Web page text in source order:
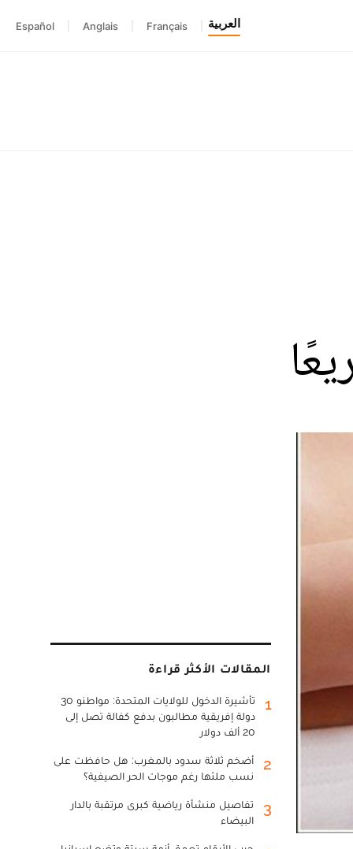
العربية Français
Anglais
Español
المقالات الأكثر قراءة
1
تأشيرة الدخول للولايات المتحدة: مواطنو 30
دولة إفريقية مطالبون بدفع كفالة تصل إلى
20 ألف دولار
2
أضخم ثلاثة سدود بالمغرب: هل حافظت على
نسب ملئها رغم موجات الحر الصيفية؟
3
تفاصيل منشأة رياضية كبرى مرتقبة بالدار
البيضاء